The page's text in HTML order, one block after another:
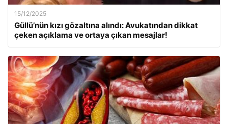
15/12/2025
Güllü’nün kızı gözaltına alındı: Avukatından dikkat
çeken açıklama ve ortaya çıkan mesajlar!